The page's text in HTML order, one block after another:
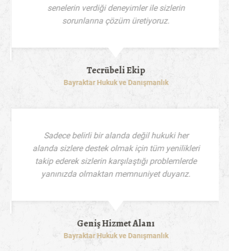
senelerin verdiği deneyimler ile sizlerin
sorunlarına çözüm üretiyoruz.
Tecrübeli Ekip
Bayraktar Hukuk ve Danışmanlık
Sadece belirli bir alanda değil hukuki her
alanda sizlere destek olmak için tüm yenilikleri
takip ederek sizlerin karşılaştığı problemlerde
yanınızda olmaktan memnuniyet duyarız.
Geniş Hizmet Alanı
Bayraktar Hukuk ve Danışmanlık